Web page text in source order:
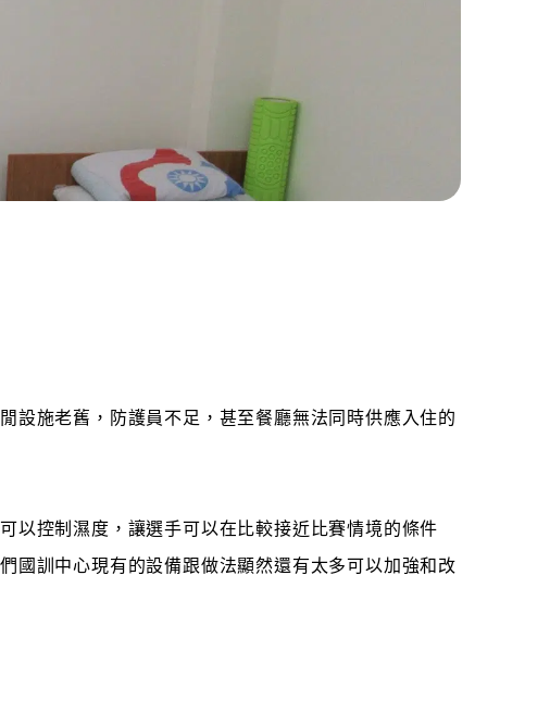
設施老舊，防護員不足，甚至餐廳無法同時供應入住的
以控制濕度，讓選手可以在比較接近比賽情境的條件
國訓中心現有的設備跟做法顯然還有太多可以加強和改